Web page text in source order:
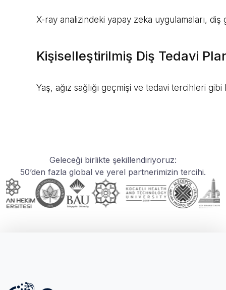
X-ray analizindeki yapay zeka uygulamaları,
Kişiselleştirilmiş Diş Tedavi
Yaş, ağız sağlığı geçmişi ve tedavi tercihleri
Geleceği birlikte şekillendiriyoruz:
50’den fazla global ve yerel partnerimizin tercihi.